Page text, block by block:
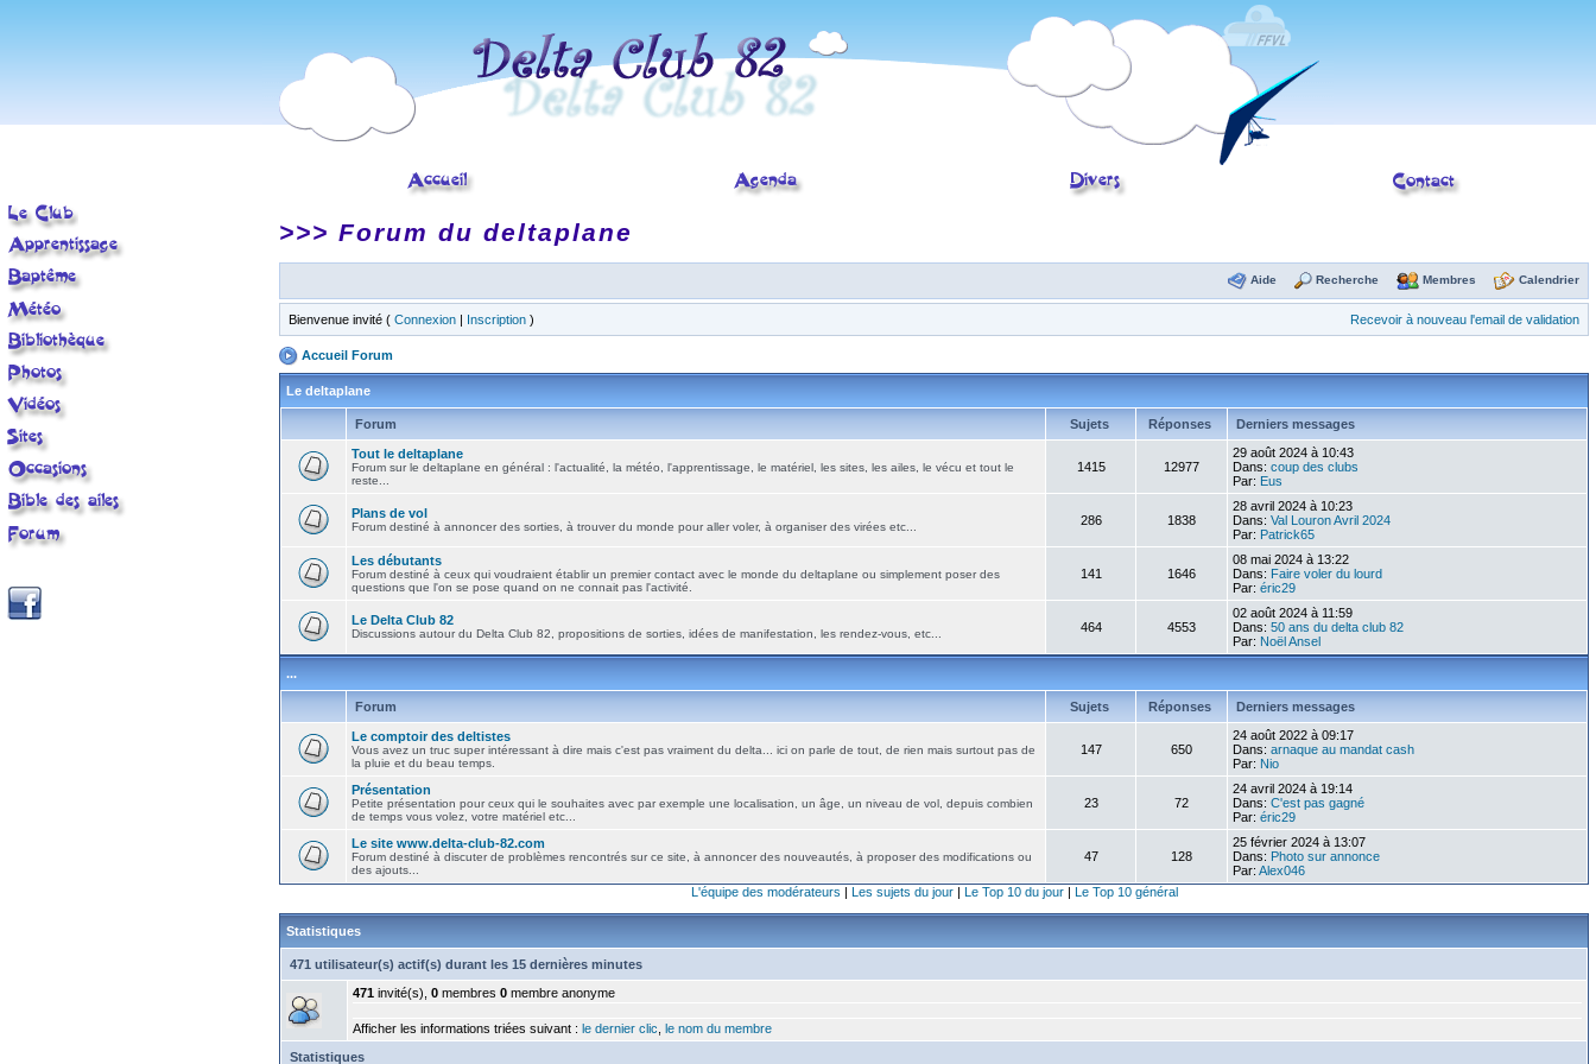
>>> Forum du deltaplane
Aide Recherche Membres Calendrier
Bienvenue invité ( Connexion | Inscription ) Recevoir à nouveau l'email de validation
Accueil Forum
Le deltaplane
Forum Sujets Réponses Derniers messages
Tout le deltaplane
Forum sur le deltaplane en général : l'actualité, la météo, l'apprentissage, le matériel, les sites, les ailes, le vécu et tout le
reste...
1415 12977
29 août 2024 à 10:43
Dans: coup des clubs
Par: Eus
Plans de vol
Forum destiné à annoncer des sorties, à trouver du monde pour aller voler, à organiser des virées etc... 286 1838
28 avril 2024 à 10:23
Dans: Val Louron Avril 2024
Par: Patrick65
Les débutants
Forum destiné à ceux qui voudraient établir un premier contact avec le monde du deltaplane ou simplement poser des
questions que l'on se pose quand on ne connait pas l'activité.
141 1646
08 mai 2024 à 13:22
Dans: Faire voler du lourd
Par: éric29
Le Delta Club 82
Discussions autour du Delta Club 82, propositions de sorties, idées de manifestation, les rendez-vous, etc... 464 4553
02 août 2024 à 11:59
Dans: 50 ans du delta club 82
Par: Noël Ansel
...
Forum Sujets Réponses Derniers messages
Le comptoir des deltistes
Vous avez un truc super intéressant à dire mais c'est pas vraiment du delta... ici on parle de tout, de rien mais surtout pas de
la pluie et du beau temps.
147 650
24 août 2022 à 09:17
Dans: arnaque au mandat cash
Par: Nio
Présentation
Petite présentation pour ceux qui le souhaites avec par exemple une localisation, un âge, un niveau de vol, depuis combien
de temps vous volez, votre matériel etc...
23 72
24 avril 2024 à 19:14
Dans: C'est pas gagné
Par: éric29
Le site www.delta-club-82.com
Forum destiné à discuter de problèmes rencontrés sur ce site, à annoncer des nouveautés, à proposer des modifications ou
des ajouts...
47 128
25 février 2024 à 13:07
Dans: Photo sur annonce
Par: Alex046
L'équipe des modérateurs | Les sujets du jour| Le Top 10 du jour| Le Top 10 général
Statistiques
471 utilisateur(s) actif(s) durant les 15 dernières minutes
471 invité(s), 0 membres 0 membre anonyme
Afficher les informations triées suivant : le dernier clic le nom du membre
Statistiques